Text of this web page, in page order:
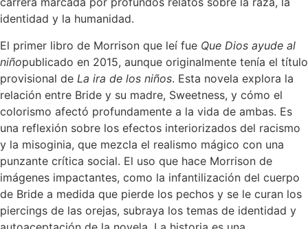
identidad y la humanidad.
El primer libro de Morrison que leí fue Que Dios ayude al
niñopublicado en 2015, aunque originalmente tenía el título
provisional de La ira de los niños. Esta novela explora la
relación entre Bride y su madre, Sweetness, y cómo el
colorismo afectó profundamente a la vida de ambas. Es
una reflexión sobre los efectos interiorizados del racismo
y la misoginia, que mezcla el realismo mágico con una
punzante crítica social. El uso que hace Morrison de
imágenes impactantes, como la infantilización del cuerpo
de Bride a medida que pierde los pechos y se le curan los
piercings de las orejas, subraya los temas de identidad y